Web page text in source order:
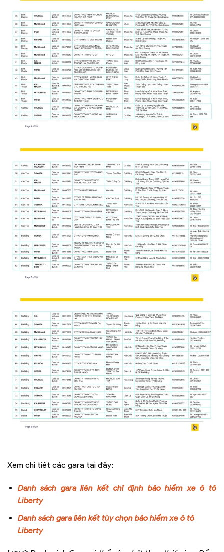
Xem chi tiết các gara tại đây:
Danh sách gara liên kết chỉ định bảo hiểm xe ô tô
Liberty
Danh sách gara liên kết tùy chọn bảo hiểm xe ô tô
Liberty